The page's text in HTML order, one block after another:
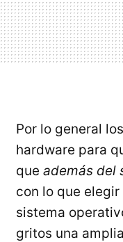
Por lo general
hardware para
que además del
con lo que
sistema
gritos una